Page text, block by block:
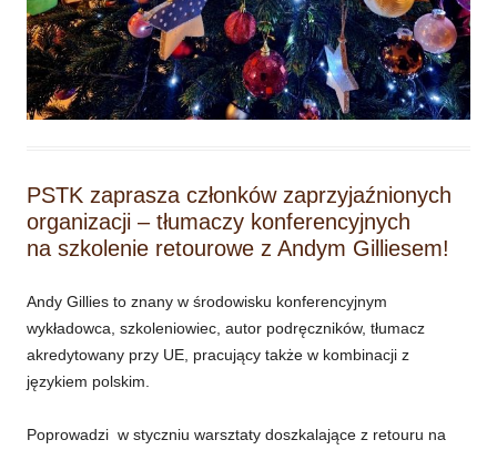
PSTK zaprasza członków zaprzyjaźnionych
organizacji – tłumaczy konferencyjnych
na szkolenie retourowe z Andym Gilliesem!
Andy Gillies to znany w środowisku konferencyjnym
wykładowca, szkoleniowiec, autor podręczników, tłumacz
akredytowany przy UE, pracujący także w kombinacji z
językiem polskim.
Poprowadzi w styczniu warsztaty doszkalające z retouru na